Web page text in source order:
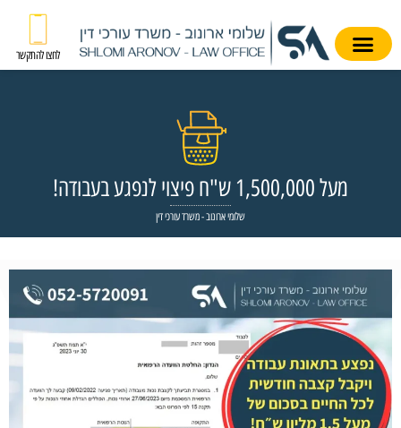
לחצו להתקשר
מעל 1,500,000 ש"ח פיצוי לנפגע בעבודה!
שלומי ארונוב - משרד עורכי דין